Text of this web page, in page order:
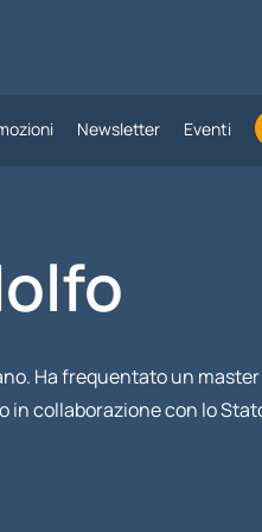
Newsletter Eventi
Ha frequentato un
collaborazione con lo